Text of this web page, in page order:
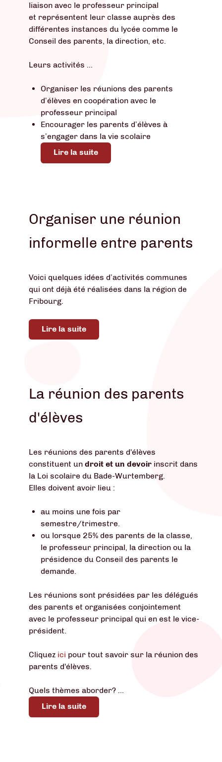
liaison avec le professeur principal
et représentent leur classe auprès des
différentes instances du lycée comme le
Conseil des parents, la direction, etc.
Leurs activités ...
Organiser les réunions des parents
d’élèves en coopération avec le
professeur principal
Encourager les parents d’élèves à
s’engager dans la vie scolaire
Lire la suite
Organiser une réunion
informelle entre parents
Voici quelques idées d’activités communes
qui ont déjà été réalisées dans la région de
Fribourg.
Lire la suite
La réunion des parents
d'élèves
Les réunions des parents d'élèves
constituent un droit et un devoir inscrit dans
la Loi scolaire du Bade-Wurtemberg.
Elles doivent avoir lieu :
au moins une fois par
semestre/trimestre.
ou lorsque 25% des parents de la classe,
le professeur principal, la direction ou la
présidence du Conseil des parents le
demande.
Les réunions sont présidées par les délégués
des parents et organisées conjointement
avec le professeur principal qui en est le vice-
président.
Cliquez ici pour tout savoir sur la réunion des
parents d'élèves.
Quels thèmes aborder? ...
Lire la suite